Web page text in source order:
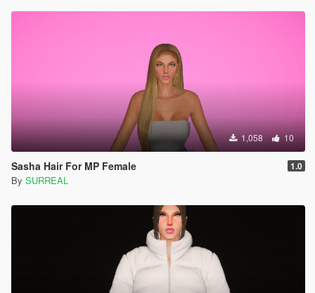
1,058 10
Sasha Hair For MP Female 1.0
By SURREAL